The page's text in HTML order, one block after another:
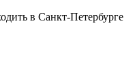
в Санкт-Петербурге